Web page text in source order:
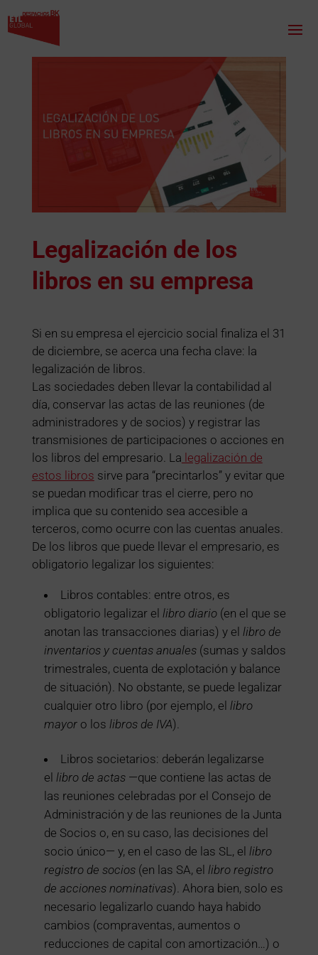
Legalización de los
libros en su empresa
Si en su empresa el ejercicio social finaliza el 31
de diciembre, se acerca una fecha clave: la
legalización de libros.
Las sociedades deben llevar la contabilidad al
día, conservar las actas de las reuniones (de
administradores y de socios) y registrar las
transmisiones de participaciones o acciones en
los libros del empresario. La legalización de
estos libros sirve para “precintarlos” y evitar que
se puedan modificar tras el cierre, pero no
implica que su contenido sea accesible a
terceros, como ocurre con las cuentas anuales.
De los libros que puede llevar el empresario, es
obligatorio legalizar los siguientes:
Libros contables: entre otros, es
obligatorio legalizar el libro diario(en el que se
anotan las transacciones diarias) y el libro de
inventarios y cuentas anuales(sumas y saldos
trimestrales, cuenta de explotación y balance
de situación). No obstante, se puede legalizar
cualquier otro libro (por ejemplo, el libro
mayoro los libros de IVA).
Libros societarios: deberán legalizarse
el libro de actas—que contiene las actas de
las reuniones celebradas por el Consejo de
Administración y de las reuniones de la Junta
de Socios o, en su caso, las decisiones del
socio único— y, en el caso de las SL, el libro
registro de socios(en las SA, el libro registro
de acciones nominativas). Ahora bien, solo es
necesario legalizarlo cuando haya habido
cambios (compraventas, aumentos o
reducciones de capital con amortización…) o